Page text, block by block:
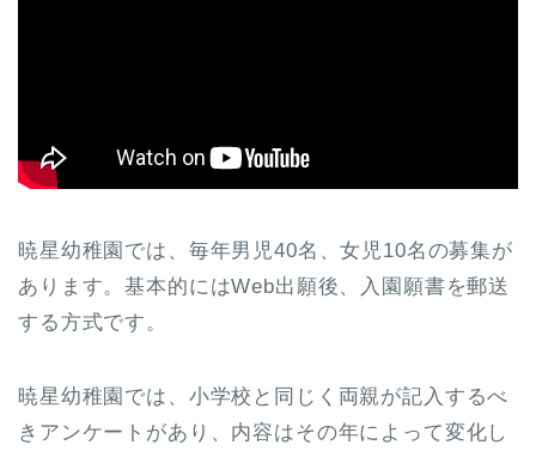
暁星幼稚園では、毎年男児40名、女児10名の募集が
あります。基本的にはWeb出願後、入園願書を郵送
する方式です。
暁星幼稚園では、小学校と同じく両親が記入するべ
きアンケートがあり、内容はその年によって変化し